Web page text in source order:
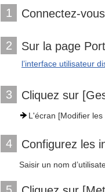
1 Connectez-
2 Sur la page
l’interface utilisateur
3 Cliquez sur
L'écran [Modifier
4 Configurez les
Saisir un nom